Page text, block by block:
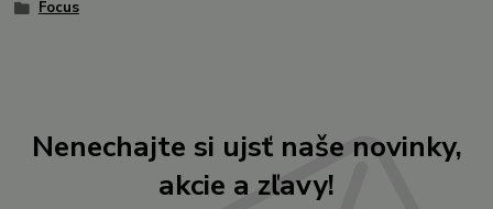
Focus
Nenechajte si ujsť naše novinky,
akcie a zľavy!